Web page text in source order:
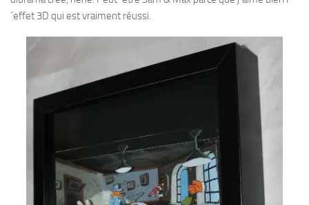
´effet 3D qui est vraiment réussi.